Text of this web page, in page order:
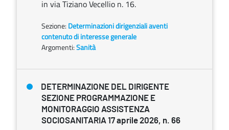
in via Tiziano Vecellio n. 16.
Sezione: Determinazioni dirigenziali aventi
contenuto di interesse generale
Argomenti:Sanità
DETERMINAZIONE DEL DIRIGENTE
SEZIONE PROGRAMMAZIONE E
MONITORAGGIO ASSISTENZA
SOCIOSANITARIA 17 aprile 2026, n. 66